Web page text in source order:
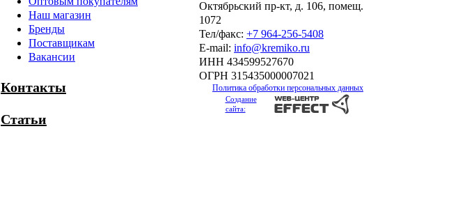
Наш магазин
Бренды
Поставщикам
Вакансии
Контакты
Статьи
Октябрьский пр-кт, д. 106, помещ.
1072
Тел/факс: +7 964-256-5408
Е-mail: info@kremiko.ru
ИНН 434599527670
ОГРН 315435000007021
Политика обработки персональных данных
Создание
сайта: